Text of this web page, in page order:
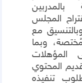
بالمدربين
المجلس
مع
وبما
المحتوي
تنفيذه